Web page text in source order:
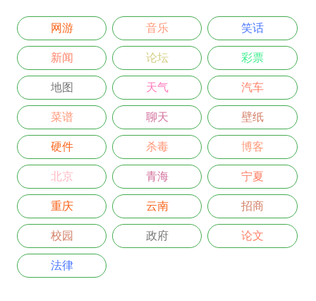
网游 音乐 笑话
新闻 论坛 彩票
地图 天气 汽车
菜谱 聊天 壁纸
硬件 杀毒 博客
北京 青海 宁夏
重庆 云南 招商
校园 政府 论文
法律